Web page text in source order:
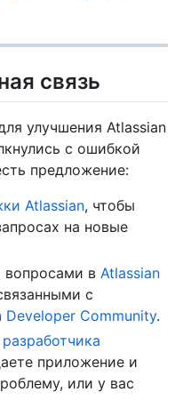
связь
улучшения Atlassian
с ошибкой
предложение:
Atlassian, чтобы
на новые
в Atlassian
с
Developer Community.
приложение и
или у вас